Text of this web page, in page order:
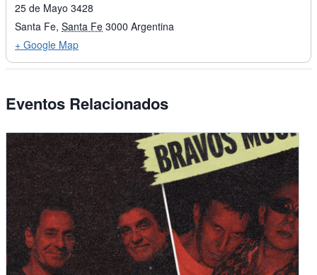
25 de Mayo 3428
Santa Fe, Santa Fe 3000 Argentina
+ Google Map
Eventos Relacionados